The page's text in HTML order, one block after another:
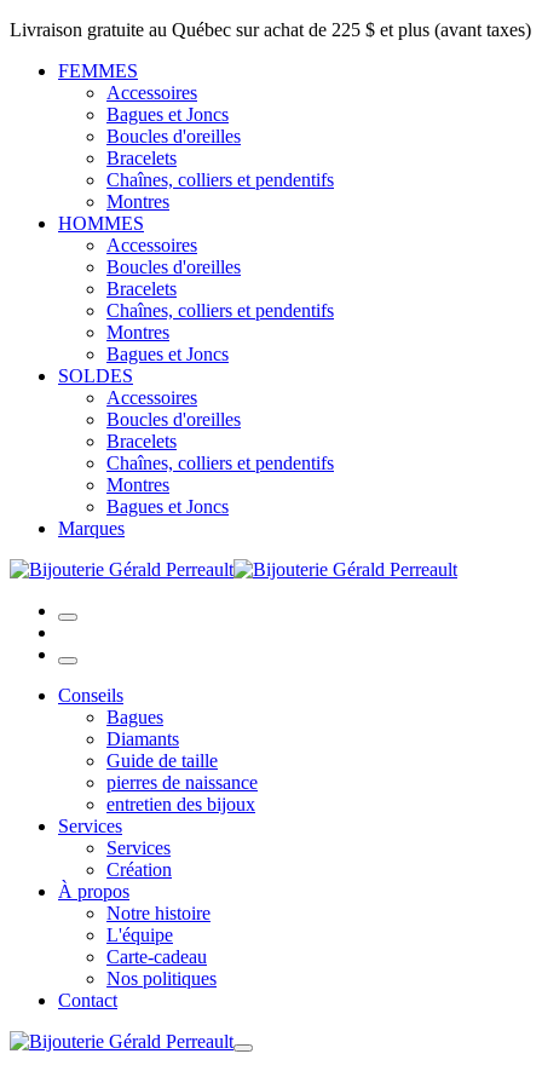
Livraison gratuite au Québec sur achat de 225 $ et plus (avant taxes)
FEMMES
Accessoires
Bagues et Joncs
Boucles d'oreilles
Bracelets
Chaînes, colliers et pendentifs
Montres
HOMMES
Accessoires
Boucles d'oreilles
Bracelets
Chaînes, colliers et pendentifs
Montres
Bagues et Joncs
SOLDES
Accessoires
Boucles d'oreilles
Bracelets
Chaînes, colliers et pendentifs
Montres
Bagues et Joncs
Marques
Conseils
Bagues
Diamants
Guide de taille
pierres de naissance
entretien des bijoux
Services
Services
Création
À propos
Notre histoire
L'équipe
Carte-cadeau
Nos politiques
Contact